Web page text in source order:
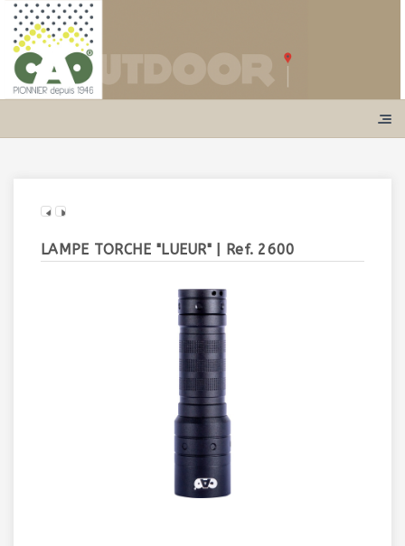
LAMPE TORCHE "LUEUR" | Ref. 2600